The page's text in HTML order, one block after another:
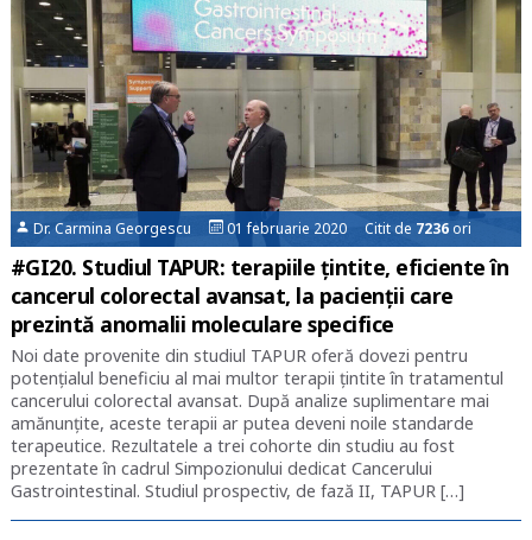
Dr. Carmina Georgescu 01 februarie 2020 Citit de 7236 ori
#GI20. Studiul TAPUR: terapiile țintite, eficiente în
cancerul colorectal avansat, la pacienții care
prezintă anomalii moleculare specifice
Noi date provenite din studiul TAPUR oferă dovezi pentru
potențialul beneficiu al mai multor terapii țintite în tratamentul
cancerului colorectal avansat. După analize suplimentare mai
amănunțite, aceste terapii ar putea deveni noile standarde
terapeutice. Rezultatele a trei cohorte din studiu au fost
prezentate în cadrul Simpozionului dedicat Cancerului
Gastrointestinal. Studiul prospectiv, de fază II, TAPUR […]